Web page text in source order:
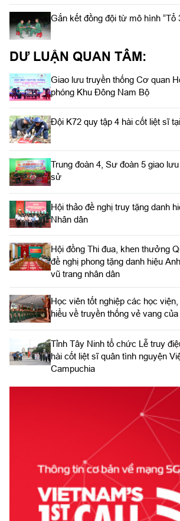
Gắn kết đồng đội từ mô hình “Tổ
DƯ LUẬN QUAN TÂM:
Giao lưu truyền thống Cơ quan
phóng Khu Đông Nam Bộ
Đội K72 quy tập 4 hài cốt liệt sĩ
Trung đoàn 4, Sư đoàn 5 giao
sử
Hội thảo đề nghị truy tặng danh
Nhân dân
Hội đồng Thi đua, khen thưởng
đề nghị phong tặng danh hiệu
vũ trang nhân dân
Học viên tốt nghiệp các học
hiểu về truyền thống vẻ vang
​Tỉnh Tây Ninh tổ chức Lễ truy
hài cốt liệt sĩ quân tình nguyện
Campuchia